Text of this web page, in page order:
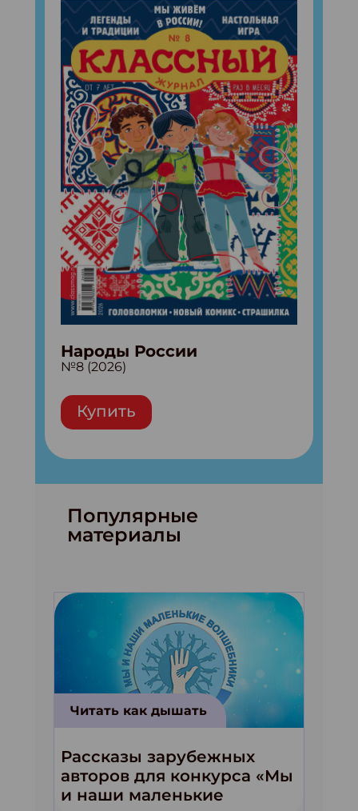
Народы России
№8 (2026)
Купить
Популярные
материалы
Читать как дышать
Рассказы зарубежных
авторов для конкурса «Мы
и наши маленькие